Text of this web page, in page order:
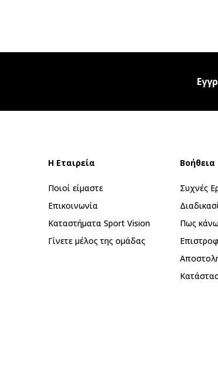
Η Εταιρεία
Ποιοί είμαστε
Επικοινωνία
Καταστήματα Sport Vision
Γίνετε μέλος της ομάδας
Βοήθεια
Συχνές
Πως